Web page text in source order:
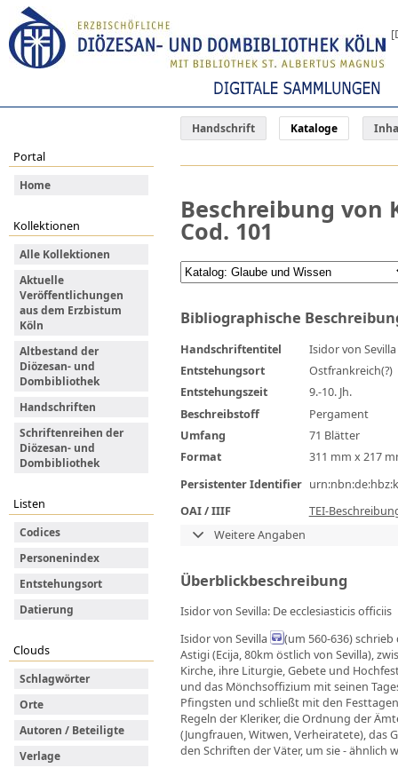
Handschrift Kataloge
Portal
Home
Kollektionen
Alle Kollektionen
Aktuelle
Veröffentlichungen
aus dem Erzbistum
Köln
Altbestand der
Diözesan- und
Dombibliothek
Handschriften
Schriftenreihen der
Diözesan- und
Dombibliothek
Listen
Codices
Personenindex
Entstehungsort
Datierung
Clouds
Schlagwörter
Orte
Autoren / Beteiligte
Verlage
Beschreibung von
Cod. 101
Bibliographische
Handschriftentitel
Isidor von Sevilla
Entstehungsort
Ostfrankreich(?)
Entstehungszeit
9.-10. Jh.
Beschreibstoff
Pergament
Umfang
71 Blätter
Format
311 mm x 217
Persistenter Identifier
OAI / IIIF
TEI-
Weitere Angaben
Überblickbeschreibung
Isidor von Sevilla: De ecclesiasticis officiis
Isidor von Sevilla
(um 560-636)
Astigi (Ecija, 80km östlich von Sevilla),
Kirche, ihre Liturgie, Gebete und
und das Mönchsoffizium mit seinen
Pfingsten und schließt mit den
Regeln der Kleriker, die Ordnung der
(Jungfrauen, Witwen, Verheiratete), das
den Schriften der Väter, um sie - ähnlich